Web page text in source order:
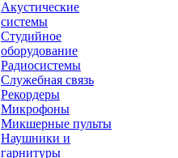
Акустические
системы
Студийное
оборудование
Радиосистемы
Служебная связь
Рекордеры
Микрофоны
Микшерные пульты
Наушники и
гарнитуры